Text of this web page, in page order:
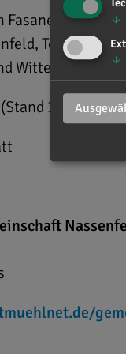
Tempelhof,
Wittenfeld
↓
↓